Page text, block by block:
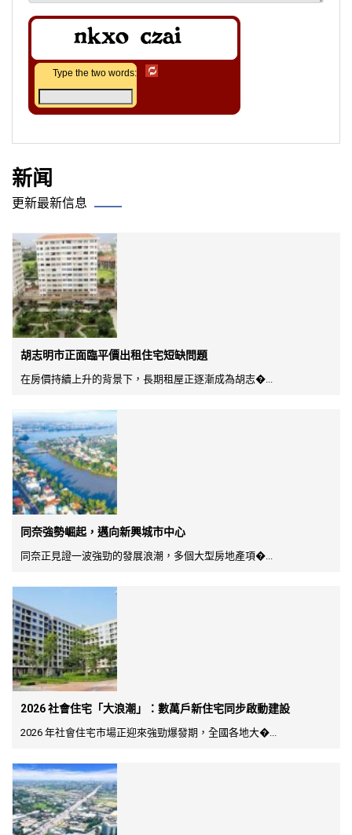
Type the two words:
新闻
更新最新信息
胡志明市正面臨平價出租住宅短缺問題
在房價持續上升的背景下，長期租屋正逐漸成為胡志�...
同奈強勢崛起，邁向新興城市中心
同奈正見證一波強勁的發展浪潮，多個大型房地產項�...
2026 社會住宅「大浪潮」：數萬戶新住宅同步啟動建設
2026 年社會住宅市場正迎來強勁爆發期，全國各地大�...